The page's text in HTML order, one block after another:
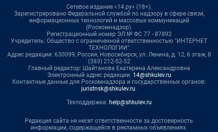
Сетевое издание «14.ру» (18+).
Зарегистрировано Федеральной службой по надзору в сфере связи,
информационных технологий и массовых коммуникаций
(Роскомнадзор).
Регистрационный номер ЭЛ № ФС 77 - 87892
Учредитель: Общество с ограниченной ответственностью "ИНТЕРНЕТ
ТЕХНОЛОГИИ"
Адрес редакции: 630099, Россия, Новосибирск, ул. Ленина, д. 12, 6 этаж, 8
(383) 212-52-52
Главный редактор: Шайтанова Екатерина Александровна
Электронный адрес редакции: 14@shkulev.ru
Контактные данные для Роскомнадзора и государственных органов:
juristnsk@shkulev.ru.
Техподдержка: help@shkulev.ru
Редакция сайта не несет ответственности за достоверность
информации, содержащейся в рекламных объявлениях.